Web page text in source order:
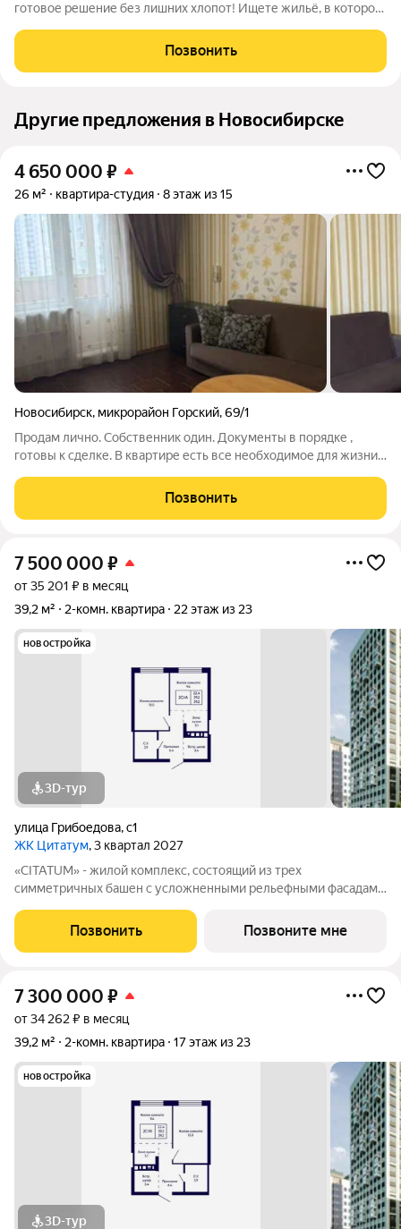
готовое решение без лишних хлопот! Ищете жильё, в которое
подойдёт! Продаётся светлая студия 32 кв. м с качественным
ремонтом и
Позвонить
Другие предложения в Новосибирске
4 650 000 ₽
26 м² квартира-студия 8 этаж из 15
Новосибирск, микрорайон Горский,69/1
Продам лично. Собственник один. Документы в порядке ,
готовы к сделке. В квартире есть все необходимое для жизни.
так же под аренду. Очень хороший район с развитой
инфраструктурой. От метро 15
Позвонить
7 500 000 ₽
от 35 201 ₽ в месяц
39,2 м²
2-комн. квартира 22 этаж из 23
новостройка
3D-тур
улица Грибоедова,с1
ЖК Цитатум, 3 квартал 2027
«CITATUM» - жилой комплекс, состоящий из трех
симметричных башен с усложненными рельефными фасадами
котором расположится просторное дизайнерское лобби с
консьержем и мягкой зоной ожидания.
Позвонить Позвоните мне
7 300 000 ₽
от 34 262 ₽ в месяц
39,2 м²
2-комн. квартира 17 этаж из 23
новостройка
3D-тур